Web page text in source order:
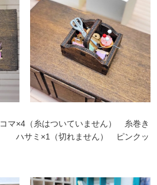
マ×4（糸はついていません） 糸巻き
ハサミ×1（切れません） ピンクッ